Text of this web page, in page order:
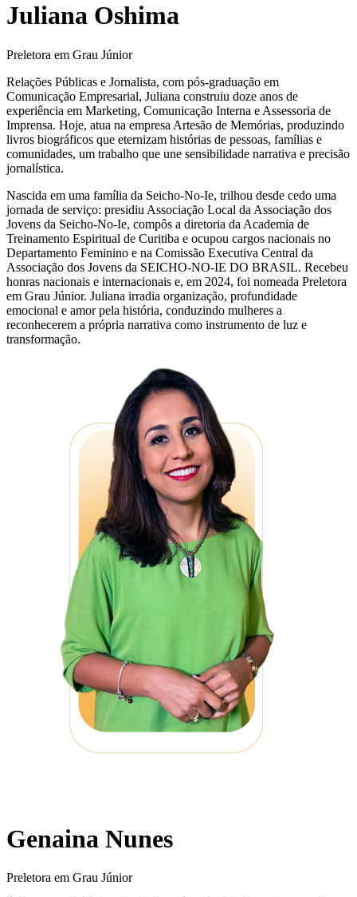
Juliana Oshima
Preletora em Grau Júnior
Relações Públicas e Jornalista, com pós-graduação em
Comunicação Empresarial, Juliana construiu doze anos de
experiência em Marketing, Comunicação Interna e Assessoria de
Imprensa. Hoje, atua na empresa Artesão de Memórias, produzindo
livros biográficos que eternizam histórias de pessoas, famílias e
comunidades, um trabalho que une sensibilidade narrativa e precisão
jornalística.
Nascida em uma família da Seicho-No-Ie, trilhou desde cedo uma
jornada de serviço: presidiu Associação Local da Associação dos
Jovens da Seicho-No-Ie, compôs a diretoria da Academia de
Treinamento Espiritual de Curitiba e ocupou cargos nacionais no
Departamento Feminino e na Comissão Executiva Central da
Associação dos Jovens da SEICHO-NO-IE DO BRASIL. Recebeu
honras nacionais e internacionais e, em 2024, foi nomeada Preletora
em Grau Júnior. Juliana irradia organização, profundidade
emocional e amor pela história, conduzindo mulheres a
reconhecerem a própria narrativa como instrumento de luz e
transformação.
Genaina Nunes
Preletora em Grau Júnior